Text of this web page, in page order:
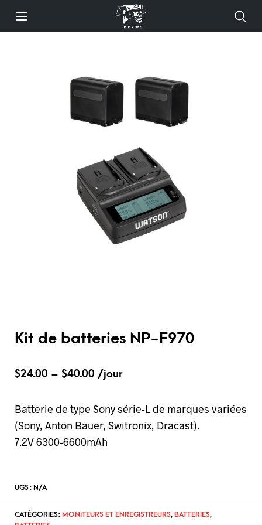
Kit de batteries NP-F970
$24.00 – $40.00 /jour
Batterie de type Sony série-L de marques variées
(Sony, Anton Bauer, Switronix, Dracast).
7.2V 6300-6600mAh
UGS : N/A
CATÉGORIES: MONITEURS ET ENREGISTREURS, BATTERIES,